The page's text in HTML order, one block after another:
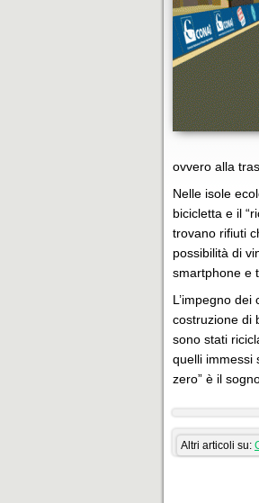
ovvero alla
Nelle isole
bicicletta e il
trovano rifiuti
possibilità di
smartphone e
L’impegno
costruzione di
sono stati
quelli immessi
zero” è il
Altri articoli su: